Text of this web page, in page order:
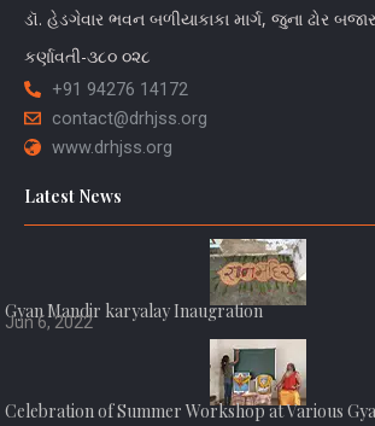
ડૉ. હેડગેવાર ભવન બળીયાકાકા માર્ગ, જુના ઢોર
કર્ણાવતી-૩૮૦ ૦૨૮
+91 94276 14172
contact@drhjss.org
www.drhjss.org
Latest News
Gyan Mandir karyalay Inaugration
Jun 6, 2022
Celebration of Summer Workshop at Various